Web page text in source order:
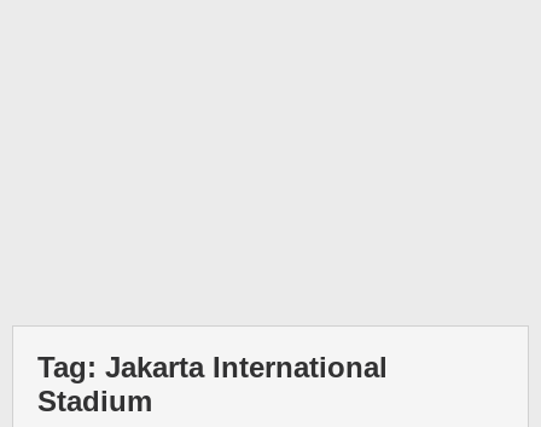
Tag: Jakarta International
Stadium